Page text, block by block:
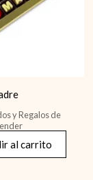
y Regalos de
al carrito